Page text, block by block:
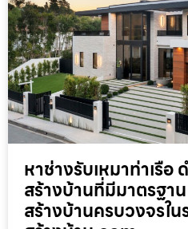
หาช่างรับเหมาท่าเรือ
สร้างบ้านที่มีมาตรฐา
สร้างบ้านครบวงจรใ